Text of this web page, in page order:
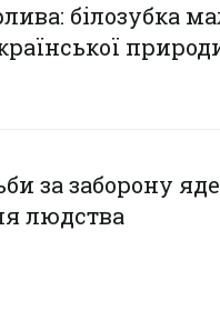
білозубка
за заборону
людства